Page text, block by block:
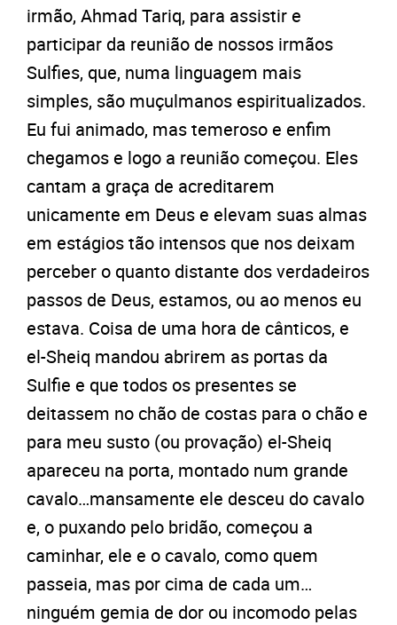
irmão, Ahmad Tariq, para assistir e
participar da reunião de nossos irmãos
Sulfies, que, numa linguagem mais
simples, são muçulmanos espiritualizados.
Eu fui animado, mas temeroso e enfim
chegamos e logo a reunião começou. Eles
cantam a graça de acreditarem
unicamente em Deus e elevam suas almas
em estágios tão intensos que nos deixam
perceber o quanto distante dos verdadeiros
passos de Deus, estamos, ou ao menos eu
estava. Coisa de uma hora de cânticos, e
el-Sheiq mandou abrirem as portas da
Sulfie e que todos os presentes se
deitassem no chão de costas para o chão e
para meu susto (ou provação) el-Sheiq
apareceu na porta, montado num grande
cavalo…mansamente ele desceu do cavalo
e, o puxando pelo bridão, começou a
caminhar, ele e o cavalo, como quem
passeia, mas por cima de cada um…
ninguém gemia de dor ou incomodo pelas